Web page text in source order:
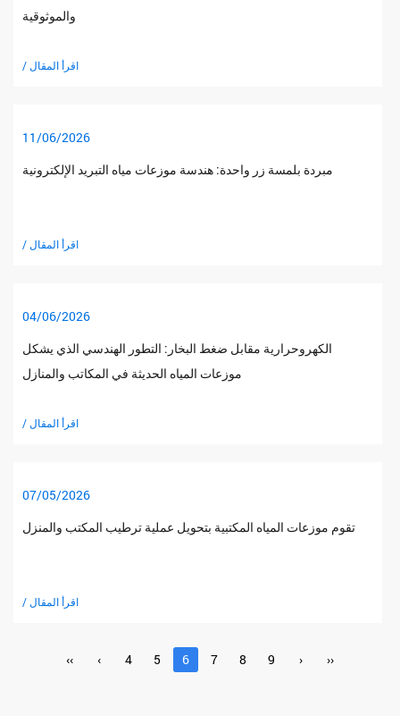
والموثوقية
/ اقرأ المقال
11/06/2026
مبردة بلمسة زر واحدة: هندسة موزعات مياه التبريد الإلكترونية
/ اقرأ المقال
04/06/2026
الكهروحرارية مقابل ضغط البخار: التطور الهندسي الذي يشكل
موزعات المياه الحديثة في المكاتب والمنازل
/ اقرأ المقال
07/05/2026
تقوم موزعات المياه المكتبية بتحويل عملية ترطيب المكتب والمنزل
/ اقرأ المقال
‹‹ ‹ 4 5 6 7 8 9 › ››